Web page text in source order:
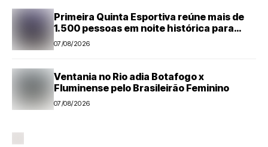
Primeira Quinta Esportiva reúne mais de
1.500 pessoas em noite histórica para
Capivari
07/08/2026
Ventania no Rio adia Botafogo x
Fluminense pelo Brasileirão Feminino
07/08/2026